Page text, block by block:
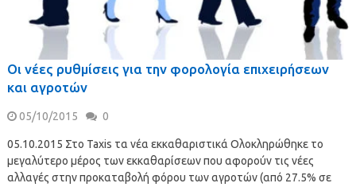
Οι νέες ρυθμίσεις για την φορολογία επιχειρήσεων
και αγροτών
05/10/2015 0
05.10.2015 Στο Taxis τα νέα εκκαθαριστικά Ολοκληρώθηκε το
μεγαλύτερο μέρος των εκκαθαρίσεων που αφορούν τις νέες
αλλαγές στην προκαταβολή φόρου των αγροτών (από 27.5% σε